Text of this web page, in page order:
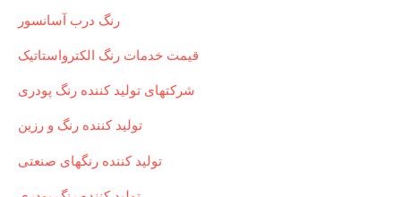
رنگ درب آسانسور
قیمت خدمات رنگ الکترواستاتیک
شرکتهای تولید کننده رنگ پودری
تولید کننده رنگ و رزین
تولید کننده رنگهای صنعتی